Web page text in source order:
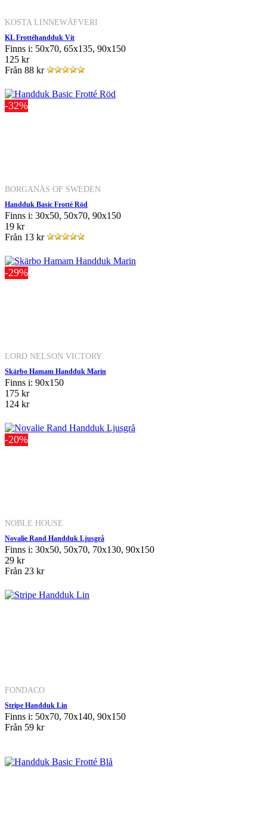
KOSTA LINNEWÄFVERI
KL Frottéhandduk Vit
Finns i: 50x70, 65x135, 90x150
125 kr
Från 88 kr
-32%
BORGANÄS OF SWEDEN
Handduk Basic Frotté Röd
Finns i: 30x50, 50x70, 90x150
19 kr
Från 13 kr
-29%
LORD NELSON VICTORY
Skärbo Hamam Handduk Marin
Finns i: 90x150
175 kr
124 kr
-20%
NOBLE HOUSE
Novalie Rand Handduk Ljusgrå
Finns i: 30x50, 50x70, 70x130, 90x150
29 kr
Från 23 kr
FONDACO
Stripe Handduk Lin
Finns i: 50x70, 70x140, 90x150
Från 59 kr